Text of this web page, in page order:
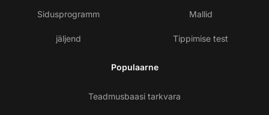
Sidusprogramm
jäljend
Mallid
Tippimise test
Populaarne
Teadmusbaasi tarkvara